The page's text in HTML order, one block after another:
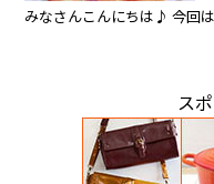
みなさんこんにちは♪ 今回
ス